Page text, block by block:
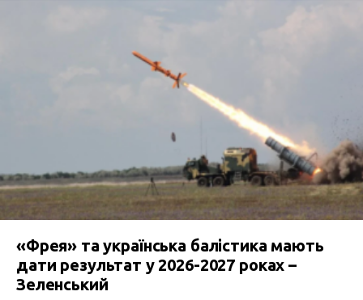
«Фрея» та українська балістика мають
дати результат у 2026-2027 роках –
Зеленський